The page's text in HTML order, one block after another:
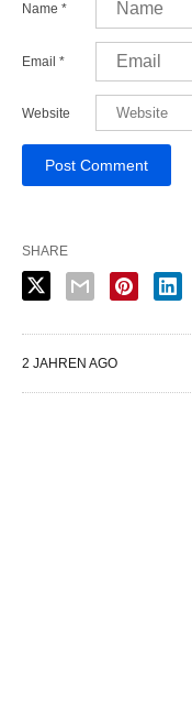
Name *
Email *
Website
SHARE
2 JAHREN AGO